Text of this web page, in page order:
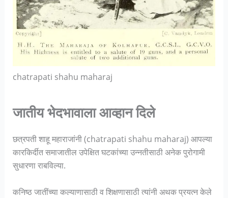
chatrapati shahu maharaj
जातीय भेदभावाला आव्हान दिले
छत्रपती शाहू महाराजांनी (chatrapati shahu maharaj) आपल्या
कारकिर्दीत समाजातील उपेक्षित घटकांच्या उन्नतीसाठी अनेक पुरोगामी
सुधारणा राबविल्या.
कनिष्ठ जातींच्या कल्याणासाठी व शिक्षणासाठी त्यांनी अथक प्रयत्न केले